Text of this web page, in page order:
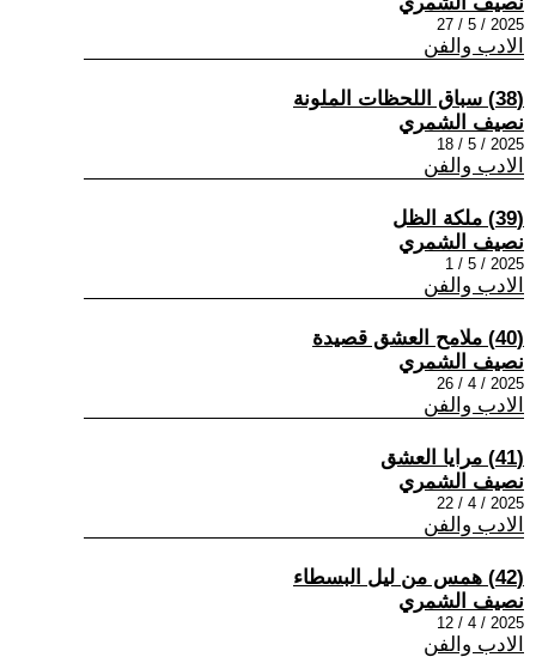
2025 / 5 / 27
الادب والفن
(38) سباق اللحظات الملونة
نصيف الشمري
2025 / 5 / 18
الادب والفن
(39) ملكة الظل
نصيف الشمري
2025 / 5 / 1
الادب والفن
(40) ملامح العشق قصيدة
نصيف الشمري
2025 / 4 / 26
الادب والفن
(41) مرايا العشق
نصيف الشمري
2025 / 4 / 22
الادب والفن
(42) همس من ليل البسطاء
نصيف الشمري
2025 / 4 / 12
الادب والفن